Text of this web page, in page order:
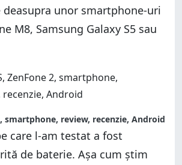
deasupra unor smartphone-uri
M8, Samsung Galaxy S5 sau
smartphone, review, recenzie, Android
care l-am testat a fost
de baterie. Așa cum știm